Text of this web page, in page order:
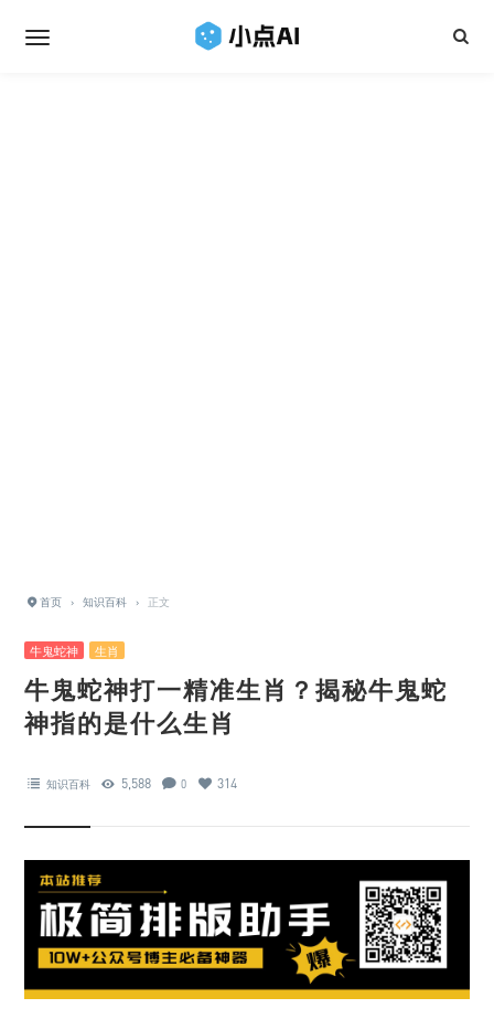
首页 › 知识百科 › 正文
牛鬼蛇神 生肖
牛鬼蛇神打一精准生肖？揭秘牛鬼蛇
神指的是什么生肖
知识百科 5,588 0 314